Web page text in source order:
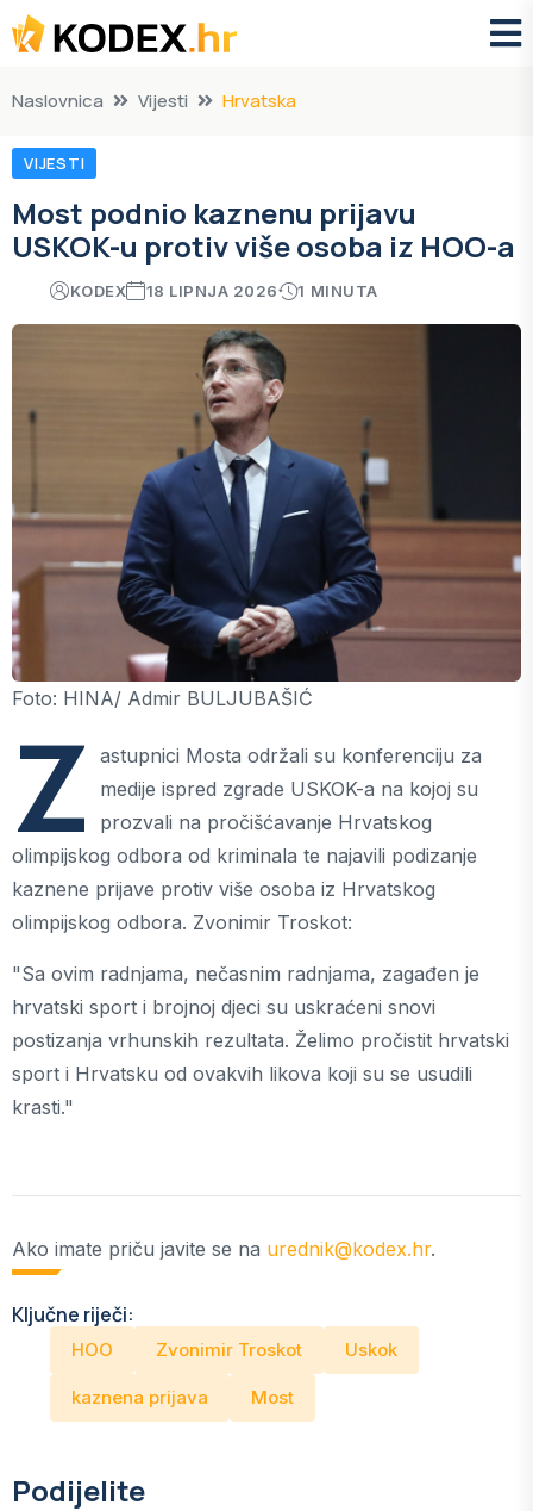
Naslovnica Vijesti Hrvatska
VIJESTI
Most podnio kaznenu prijavu
USKOK-u protiv više osoba iz HOO-a
KODEX 18 LIPNJA 2026 1 MINUTA
Foto: HINA/ Admir BULJUBAŠIĆ
Z
astupnici Mosta održali su konferenciju za
medije ispred zgrade USKOK-a na kojoj su
prozvali na pročišćavanje Hrvatskog
olimpijskog odbora od kriminala te najavili podizanje
kaznene prijave protiv više osoba iz Hrvatskog
olimpijskog odbora. Zvonimir Troskot:
"Sa ovim radnjama, nečasnim radnjama, zagađen je
hrvatski sport i brojnoj djeci su uskraćeni snovi
postizanja vrhunskih rezultata. Želimo pročistit hrvatski
sport i Hrvatsku od ovakvih likova koji su se usudili
krasti."
Ako imate priču javite se na urednik@kodex.hr.
Ključne riječi:
HOO Zvonimir Troskot Uskok
kaznena prijava Most
Podijelite